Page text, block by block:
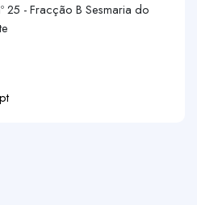
25 - Fracção B Sesmaria do